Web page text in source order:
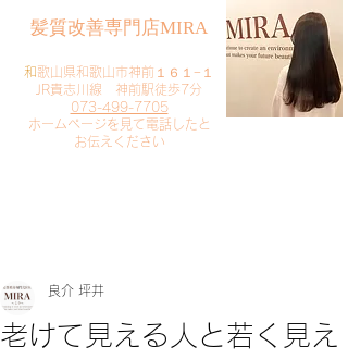
​髪質改善専門店MIRA
​和歌山県和歌山市神前１６１−１
JR貴志川線 神前駅徒歩7分
073-499-7705
​ホームページを見て電話したと
お伝えください
老けて見える人と若く見え
良介 坪井